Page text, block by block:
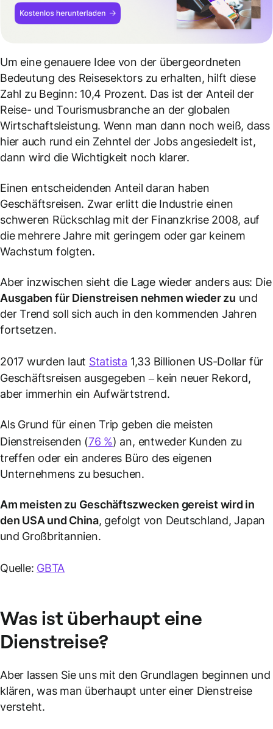
Um eine genauere Idee von der übergeordneten
Bedeutung des Reisesektors zu erhalten, hilft diese
Zahl zu Beginn: 10,4 Prozent. Das ist der Anteil der
Reise- und Tourismusbranche an der globalen
Wirtschaftsleistung. Wenn man dann noch weiß, dass
hier auch rund ein Zehntel der Jobs angesiedelt ist,
dann wird die Wichtigkeit noch klarer.
Einen entscheidenden Anteil daran haben
Geschäftsreisen. Zwar erlitt die Industrie einen
schweren Rückschlag mit der Finanzkrise 2008, auf
die mehrere Jahre mit geringem oder gar keinem
Wachstum folgten.
Aber inzwischen sieht die Lage wieder anders aus: Die
Ausgaben für Dienstreisen nehmen wieder zu und
der Trend soll sich auch in den kommenden Jahren
fortsetzen.
2017 wurden laut Statista 1,33 Billionen US-Dollar für
Geschäftsreisen ausgegeben – kein neuer Rekord,
aber immerhin ein Aufwärtstrend.
Als Grund für einen Trip geben die meisten
Dienstreisenden (76 %) an, entweder Kunden zu
treffen oder ein anderes Büro des eigenen
Unternehmens zu besuchen.
Am meisten zu Geschäftszwecken gereist wird in
den USA und China, gefolgt von Deutschland, Japan
und Großbritannien.
Quelle: GBTA
Was ist überhaupt eine
Dienstreise?
Aber lassen Sie uns mit den Grundlagen beginnen und
klären, was man überhaupt unter einer Dienstreise
versteht.